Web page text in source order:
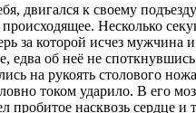
к своему
Несколько
за которой исчез
об неё не
на рукоять столового
током ударило. В его
насквозь сердце